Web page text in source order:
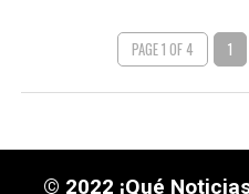
PAGE 1 OF 4 1
© 2022 ¡Qué